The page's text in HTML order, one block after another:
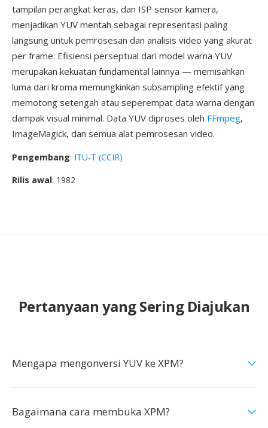
tampilan perangkat keras, dan ISP sensor kamera,
menjadikan YUV mentah sebagai representasi paling
langsung untuk pemrosesan dan analisis video yang akurat
per frame. Efisiensi perseptual dari model warna YUV
merupakan kekuatan fundamental lainnya — memisahkan
luma dari kroma memungkinkan subsampling efektif yang
memotong setengah atau seperempat data warna dengan
dampak visual minimal. Data YUV diproses oleh FFmpeg,
ImageMagick, dan semua alat pemrosesan video.
Pengembang: ITU-T (CCIR)
Rilis awal: 1982
Pertanyaan yang Sering Diajukan
Mengapa mengonversi YUV ke XPM?
Bagaimana cara membuka XPM?